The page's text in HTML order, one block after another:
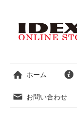
ホーム
お問い合わせ